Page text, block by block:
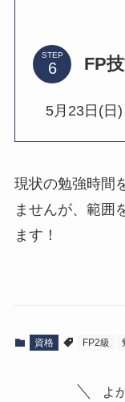
STEP FP
5月23日(日)
現状の勉強時間
ませんが、範囲
ます！
資格 FP2級
よ